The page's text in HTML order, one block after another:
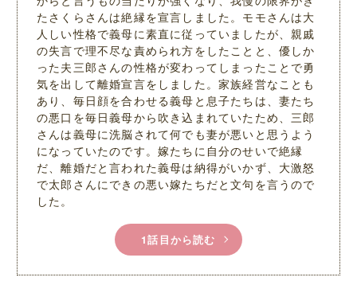
たさくらさんは絶縁を宣言しました。モモさんは大
人しい性格で義母に素直に従っていましたが、親戚
の失言で理不尽な責められ方をしたことと、優しか
った夫三郎さんの性格が変わってしまったことで勇
気を出して離婚宣言をしました。家族経営なことも
あり、毎日顔を合わせる義母と息子たちは、妻たち
の悪口を毎日義母から吹き込まれていたため、三郎
さんは義母に洗脳されて何でも妻が悪いと思うよう
になっていたのです。嫁たちに自分のせいで絶縁
だ、離婚だと言われた義母は納得がいかず、大激怒
で太郎さんにできの悪い嫁たちだと文句を言うので
した。
1話目から読む